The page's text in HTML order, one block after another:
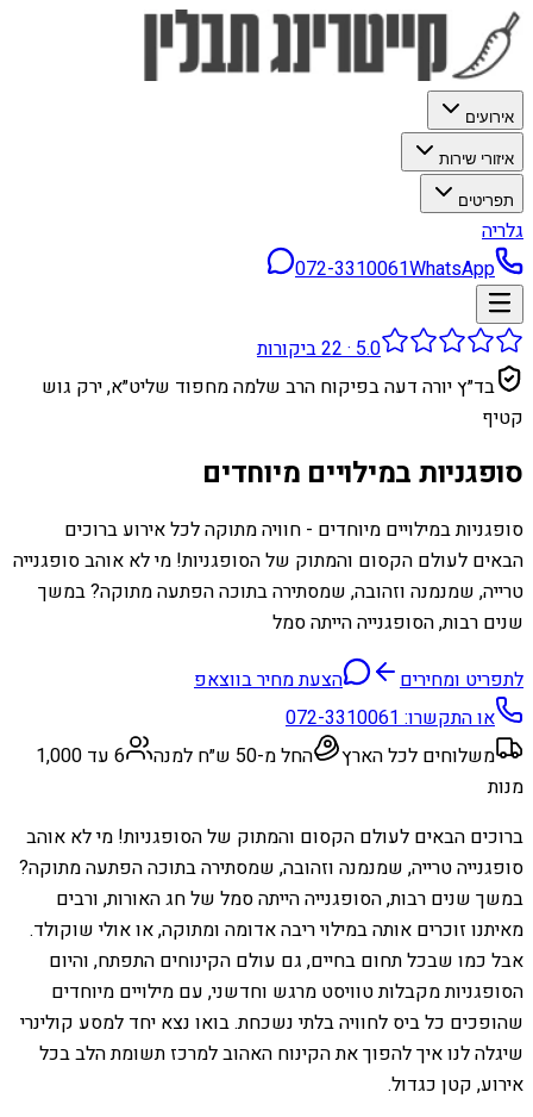
אירועים
איזורי שירות
תפריטים
גלריה
072-3310061WhatsApp
5.0
·
22ביקורות
בד״ץ יורה דעה בפיקוח הרב שלמה מחפוד שליט״א, ירק גוש
קטיף
סופגניות במילויים מיוחדים
סופגניות במילויים מיוחדים - חוויה מתוקה לכל אירוע ברוכים
הבאים לעולם הקסום והמתוק של הסופגניות! מי לא אוהב סופגנייה
טרייה, שמנמנה וזהובה, שמסתירה בתוכה הפתעה מתוקה? במשך
שנים רבות, הסופגנייה הייתה סמל
לתפריט ומחירים
הצעת מחיר בווצאפ
או התקשרו:072-3310061
משלוחים לכל הארץ
החל מ-50 ש״ח למנה
6 עד 1,000
מנות
ברוכים הבאים לעולם הקסום והמתוק של הסופגניות! מי לא אוהב
סופגנייה טרייה, שמנמנה וזהובה, שמסתירה בתוכה הפתעה מתוקה?
במשך שנים רבות, הסופגנייה הייתה סמל של חג האורות, ורבים
מאיתנו זוכרים אותה במילוי ריבה אדומה ומתוקה, או אולי שוקולד.
אבל כמו שבכל תחום בחיים, גם עולם הקינוחים התפתח, והיום
הסופגניות מקבלות טוויסט מרגש וחדשני, עם מילויים מיוחדים
שהופכים כל ביס לחוויה בלתי נשכחת. בואו נצא יחד למסע קולינרי
שיגלה לנו איך להפוך את הקינוח האהוב למרכז תשומת הלב בכל
אירוע, קטן כגדול.